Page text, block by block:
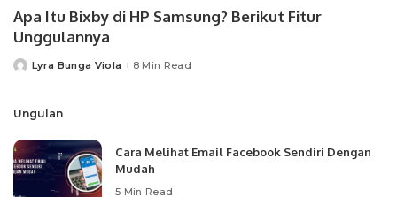
Apa Itu Bixby di HP Samsung? Berikut Fitur
Unggulannya
PostedLyra Bunga Viola 8 Min Read
Ungulan
Cara Melihat Email Facebook Sendiri Dengan
Mudah
5 Min Read